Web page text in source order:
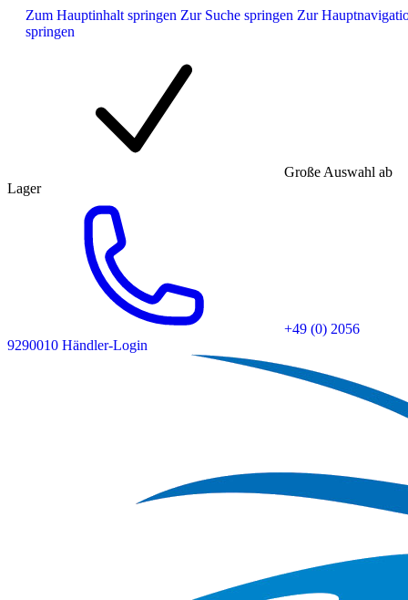
Zum Hauptinhalt springen Zur Suche springen Zur
springen
Große Auswahl ab
Lager
+49 (0) 2056
9290010 Händler-Login